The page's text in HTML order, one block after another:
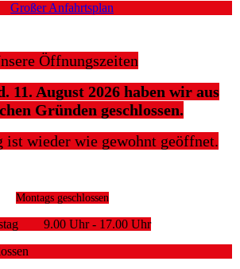
Großer Anfahrtsplan
Öffnungszeiten
11. August 2026 haben wir aus
Gründen geschlossen.
ist wieder wie gewohnt geöffnet.
Montags geschlossen
9.00 Uhr - 17.00 Uhr